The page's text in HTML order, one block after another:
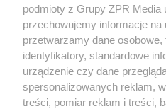
podmioty z Grupy ZPR Media
przechowujemy informacje na
przetwarzamy dane osobowe,
identyfikatory, standardowe
urządzenie czy dane
spersonalizowanych reklam,
treści, pomiar reklam i treści,